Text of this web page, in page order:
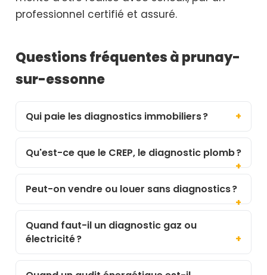
professionnel certifié et assuré.
Questions fréquentes à prunay-
sur-essonne
Qui paie les diagnostics immobiliers ?
Qu'est-ce que le CREP, le diagnostic plomb ?
Peut-on vendre ou louer sans diagnostics ?
Quand faut-il un diagnostic gaz ou
électricité ?